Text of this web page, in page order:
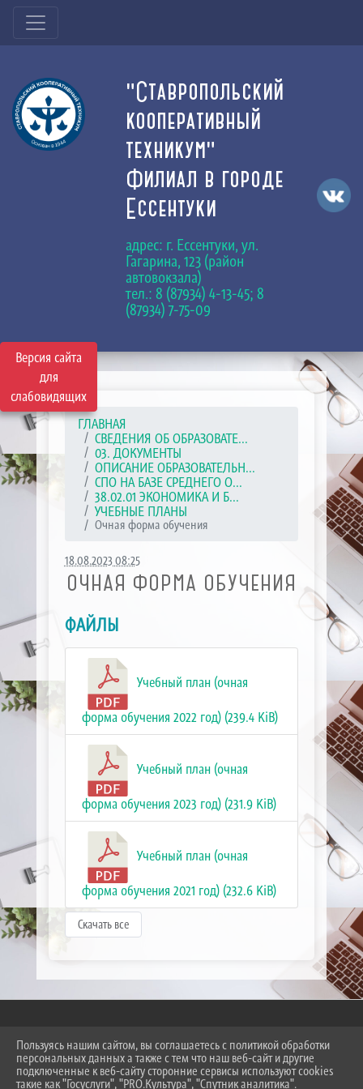
Версия сайта
для
слабовидящих
"Ставропольский
кооперативный
техникум"
Филиал в городе
Ессентуки
адрес: г. Ессентуки, ул.
Гагарина, 123 (район
автовокзала)
тел.: 8 (87934) 4-13-45; 8
(87934) 7-75-09
ГЛАВНАЯ
СВЕДЕНИЯ ОБ ОБРАЗОВАТЕ...
03. ДОКУМЕНТЫ
ОПИСАНИЕ ОБРАЗОВАТЕЛЬН...
СПО НА БАЗЕ СРЕДНЕГО О...
38.02.01 ЭКОНОМИКА И Б...
УЧЕБНЫЕ ПЛАНЫ
Очная форма обучения
18.08.2023 08:25
ОЧНАЯ ФОРМА ОБУЧЕНИЯ
ФАЙЛЫ
Учебный план (очная
форма обучения 2022 год) (239.4 KiB)
Учебный план (очная
форма обучения 2023 год) (231.9 KiB)
Учебный план (очная
форма обучения 2021 год) (232.6 KiB)
Скачать все
2026 Г. SKT-ESSENTUKI.RU
ВХОД
КАРТА САЙТА
Пользуясь нашим сайтом, вы соглашаетесь с политикой обработки
персональных данных а также с тем что наш веб-сайт и другие
подключенные к веб-сайту сторонние сервисы используют cookies
такие как "Госуслуги", "PRO.Культура", "Спутник аналитика".